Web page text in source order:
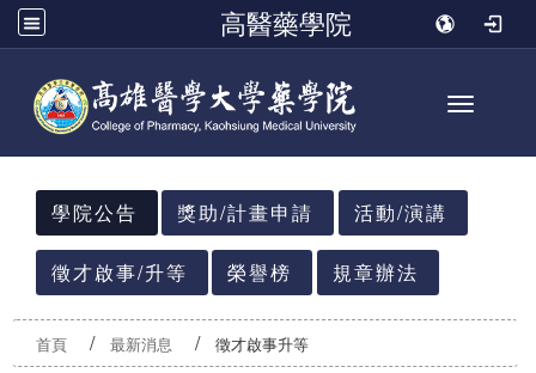
高醫藥學院
Toggle
:::
學院公告
獎助/計畫申請 活動/演講
徵才啟事/升等 榮譽榜 規章辦法
首頁 最新消息 徵才啟事升等